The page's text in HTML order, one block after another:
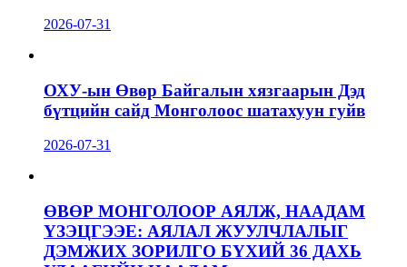
2026-07-31
ОХУ-ын Өвөр Байгалын хязгаарын Дэд
бүтцийн сайд Монголоос шатахуун гуйв
2026-07-31
ӨВӨР МОНГОЛООР АЯЛЖ, НААДАМ
ҮЗЭЦГЭЭЕ: АЯЛАЛ ЖУУЛЧЛАЛЫГ
ДЭМЖИХ ЗОРИЛГО БҮХИЙ 36 ДАХЬ